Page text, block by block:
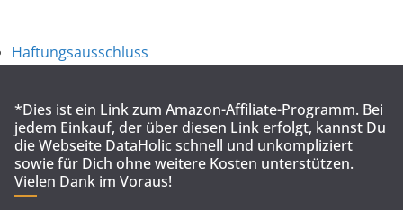
Haftungsausschluss
*Dies ist ein Link zum Amazon-Affiliate-Programm. Bei
jedem Einkauf, der über diesen Link erfolgt, kannst Du
die Webseite DataHolic schnell und unkompliziert
sowie für Dich ohne weitere Kosten unterstützen.
Vielen Dank im Voraus!